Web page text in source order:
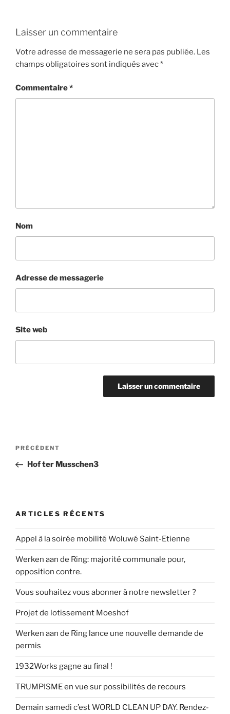
Laisser un commentaire
Votre adresse de messagerie ne sera pas publiée. Les
champs obligatoires sont indiqués avec*
Commentaire*
Nom
Adresse de messagerie
Site web
Navigation
l’article
Article
précédent
PRÉCÉDENT
Hof ter Musschen3
ARTICLES RÉCENTS
Appel à la soirée mobilité Woluwé Saint-Etienne
Werken aan de Ring: majorité communale pour,
opposition contre.
Vous souhaitez vous abonner à notre newsletter ?
Projet de lotissement Moeshof
Werken aan de Ring lance une nouvelle demande de
permis
1932Works gagne au final !
TRUMPISME en vue sur possibilités de recours
Demain samedi c’est WORLD CLEAN UP DAY. Rendez-